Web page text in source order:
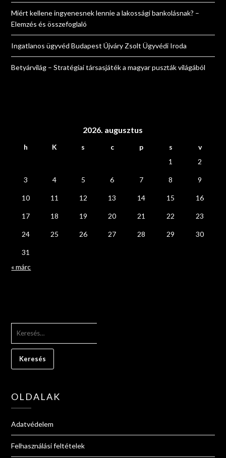
Miért kellene ingyenesnek lennie a lakossági bankolásnak? –
Elemzés és összefoglaló
Ingatlanos ügyvéd Budapest Újváry Zsolt Ügyvédi Iroda
Betyárvilág – Stratégiai társasjáték a magyar puszták világából
2026. augusztus
h K s c p s
v
1
2
3 4 5 6 7 8 9
10 11 12 13 14 15 16
17 18 19 20 21 22 23
24 25 26 27 28 29 30
31
« márc
OLDALAK
Adatvédelem
Felhasználási feltételek